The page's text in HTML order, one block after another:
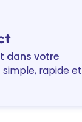
dans votre
simple, rapide et